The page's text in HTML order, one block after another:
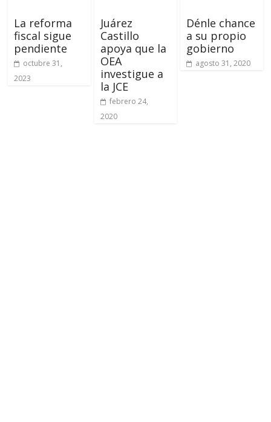
La reforma
fiscal sigue
pendiente
octubre 31,
2023
Juárez
Castillo
apoya que la
OEA
investigue a
la JCE
febrero 24,
2020
Dénle chance
a su propio
gobierno
agosto 31, 2020